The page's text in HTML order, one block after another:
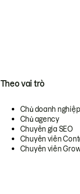
Theo vai trò
Chủ doanh nghiệp
Chủ agency
Chuyên gia SEO
Chuyên viên
Chuyên viên